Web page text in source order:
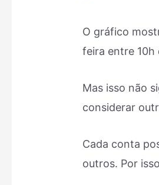
O gráfico
feira entre 10h
Mas isso não
considerar
Cada conta
outros. Por